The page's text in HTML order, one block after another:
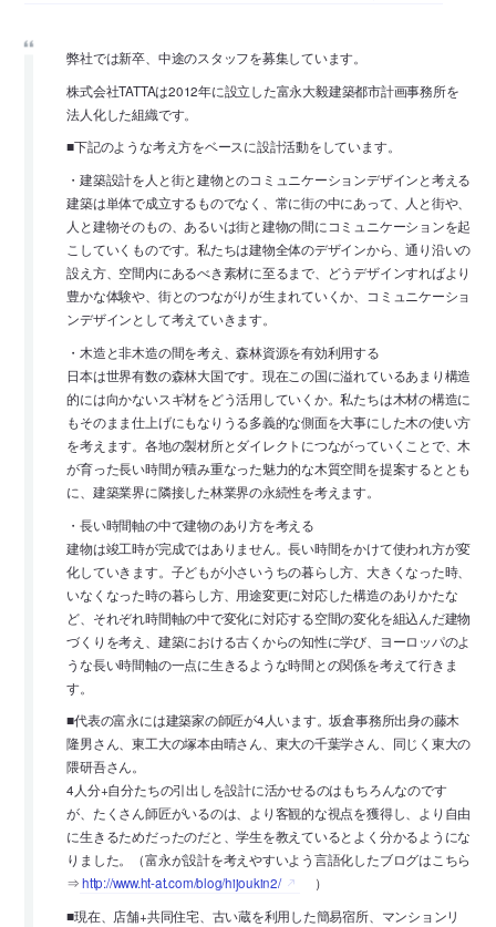
弊社では新卒、中途のスタッフを募集しています。
株式会社TATTAは2012年に設立した富永大毅建築都市計画事務所を
法人化した組織です。
■下記のような考え方をベースに設計活動をしています。
・建築設計を人と街と建物とのコミュニケーションデザインと考える
建築は単体で成立するものでなく、常に街の中にあって、人と街や、
人と建物そのもの、あるいは街と建物の間にコミュニケーションを起
こしていくものです。私たちは建物全体のデザインから、通り沿いの
設え方、空間内にあるべき素材に至るまで、どうデザインすればより
豊かな体験や、街とのつながりが生まれていくか、コミュニケーショ
ンデザインとして考えていきます。
・木造と非木造の間を考え、森林資源を有効利用する
日本は世界有数の森林大国です。現在この国に溢れているあまり構造
的には向かないスギ材をどう活用していくか。私たちは木材の構造に
もそのまま仕上げにもなりうる多義的な側面を大事にした木の使い方
を考えます。各地の製材所とダイレクトにつながっていくことで、木
が育った長い時間が積み重なった魅力的な木質空間を提案するととも
に、建築業界に隣接した林業界の永続性を考えます。
・長い時間軸の中で建物のあり方を考える
建物は竣工時が完成ではありません。長い時間をかけて使われ方が変
化していきます。子どもが小さいうちの暮らし方、大きくなった時、
いなくなった時の暮らし方、用途変更に対応した構造のありかたな
ど、それぞれ時間軸の中で変化に対応する空間の変化を組込んだ建物
づくりを考え、建築における古くからの知性に学び、ヨーロッパのよ
うな長い時間軸の一点に生きるような時間との関係を考えて行きま
す。
■代表の富永には建築家の師匠が4人います。坂倉事務所出身の藤木
隆男さん、東工大の塚本由晴さん、東大の千葉学さん、同じく東大の
隈研吾さん。
4人分+自分たちの引出しを設計に活かせるのはもちろんなのです
が、たくさん師匠がいるのは、より客観的な視点を獲得し、より自由
に生きるためだったのだと、学生を教えているとよく分かるようにな
りました。（富永が設計を考えやすいよう言語化したブログはこちら
⇒http://www.ht-at.com/blog/hijoukin2/
）
■現在、店舗+共同住宅、古い蔵を利用した簡易宿所、マンションリ